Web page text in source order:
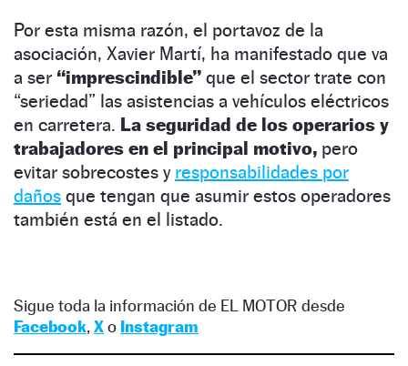
Por esta misma razón, el portavoz de la
asociación, Xavier Martí, ha manifestado que va
a ser “imprescindible” que el sector trate con
“seriedad” las asistencias a vehículos eléctricos
en carretera. La seguridad de los operarios y
trabajadores en el principal motivo, pero
evitar sobrecostes y responsabilidades por
daños que tengan que asumir estos operadores
también está en el listado.
Sigue toda la información de EL MOTOR desde
Facebook, Xo Instagram